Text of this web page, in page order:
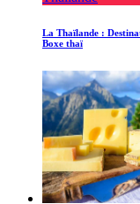
La Thaïlande :
Boxe thaï